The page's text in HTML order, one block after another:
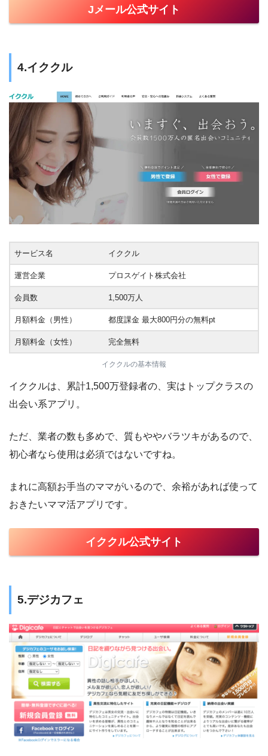
Jメール公式サイト
4.イククル
サービス名 イククル
運営企業 プロスゲイト株式会社
会員数 1,500万人
月額料金（男性） 都度課金 最大800円分の無料pt
月額料金（女性） 完全無料
イククルの基本情報
イククルは、累計1,500万登録者の、実はトップクラスの
出会い系アプリ。
ただ、業者の数も多めで、質もややバラツキがあるので、
初心者なら使用は必須ではないですね。
まれに高額お手当のママがいるので、余裕があれば使って
おきたいママ活アプリです。
イククル公式サイト
5.デジカフェ